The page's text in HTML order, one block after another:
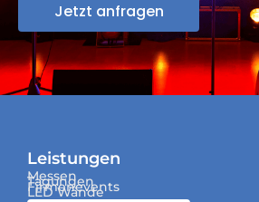
Jetzt anfragen
Leistungen
Messen
Tagungen
Firmenevents
LED Wände